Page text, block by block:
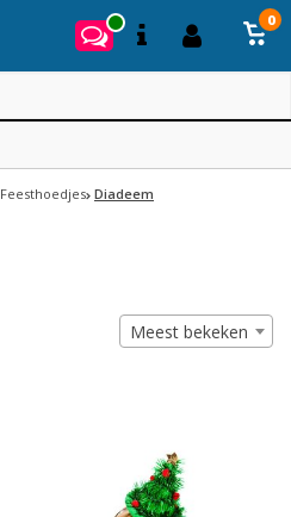
0
Feesthoedjes Diadeem
Meest bekeken